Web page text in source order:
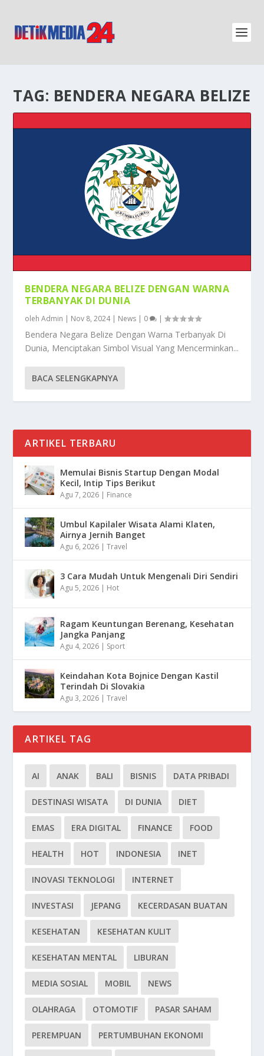
TAG: BENDERA NEGARA BELIZE
BENDERA NEGARA BELIZE DENGAN WARNA
TERBANYAK DI DUNIA
olehAdmin | Nov 8, 2024| News | 0 |
Bendera Negara Belize Dengan Warna Terbanyak Di
Dunia, Menciptakan Simbol Visual Yang Mencerminkan...
BACA SELENGKAPNYA
ARTIKEL TERBARU
Memulai Bisnis Startup Dengan Modal
Kecil, Intip Tips Berikut
Agu 7, 2026 | Finance
Umbul Kapilaler Wisata Alami Klaten,
Airnya Jernih Banget
Agu 6, 2026 |Travel
3 Cara Mudah Untuk Mengenali Diri Sendiri
Agu 5, 2026 | Hot
Ragam Keuntungan Berenang, Kesehatan
Jangka Panjang
Agu 4, 2026 | Sport
Keindahan Kota Bojnice Dengan Kastil
Terindah Di Slovakia
Agu 3, 2026 |Travel
ARTIKEL TAG
AI ANAK BALI BISNIS DATA PRIBADI
DESTINASI WISATA DI DUNIA DIET
EMAS ERA DIGITAL FINANCE FOOD
HEALTH HOT INDONESIA INET
INOVASI TEKNOLOGI INTERNET
INVESTASI JEPANG KECERDASAN BUATAN
KESEHATAN KESEHATAN KULIT
KESEHATAN MENTAL LIBURAN
MEDIA SOSIAL MOBIL NEWS
OLAHRAGA OTOMOTIF PASAR SAHAM
PEREMPUAN PERTUMBUHAN EKONOMI